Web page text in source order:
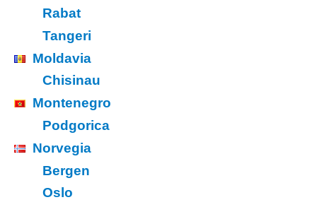
Rabat
Tangeri
Moldavia
Chisinau
Montenegro
Podgorica
Norvegia
Bergen
Oslo